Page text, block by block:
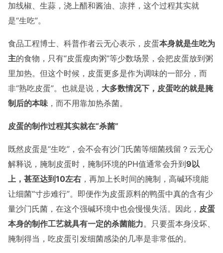
加线椒、生蒜，浇上醋和酱油、凉拌，这个过程其实就
是“生吃”。
食品工程博士、科普作者云无心表示，皮蛋本身就是生吃为
主的食物，只有“皮蛋瘦肉粥”等少数场景，会把皮蛋放到粥
里加热。但这个时候，皮蛋更多是作为调味的一部分，而
非“熟吃皮蛋”。也就是说， 大多数情况下，皮蛋吃的就是腌
制后的本味，而不用靠加热杀菌。
皮蛋的制作过程其实就在“杀菌”
既然皮蛋是“生吃”，会不会有沙门氏菌等细菌残留？云无心
解释说，腌制皮蛋时，腌制环境的PH值通常会升到9以
上，甚至达到10左右 ，再加上长时间的腌制，高碱环境能
让细菌“寸步难行”。即便作为皮蛋原料的鸭蛋中真的含有少
量沙门氏菌，在这个强碱环境中也会慢慢失活。因此， 皮蛋
本身的制作工艺就具有一定的杀菌能力。只要蛋本身没坏、
腌制得当，吃皮蛋引发细菌感染的几率是非常低的。